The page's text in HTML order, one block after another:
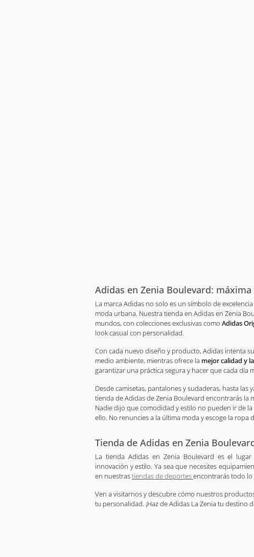
Adidas en Zenia Boulevard: máxima
La marca Adidas no solo es un símbolo de
moda urbana. Nuestra tienda en Adidas en Zenia
mundos, con colecciones exclusivas como Adidas
look casual con personalidad.
Con cada nuevo diseño y producto, Adidas intenta
medio ambiente, mientras ofrece la mejor calidad y
garantizar una práctica segura y hacer que cada día
Desde camisetas, pantalones y sudaderas, hasta las
tienda de Adidas de Zenia Boulevard encontrarás la
Nadie dijo que comodidad y estilo no pueden ir de
ello. No renuncies a la última moda y escoge la ropa
Tienda de Adidas en Zenia
La tienda Adidas en Zenia Boulevard es el
innovación y estilo. Ya sea que necesites
en nuestrastiendas de deportesencontrarás todo lo
Ven a visitarnos y descubre cómo nuestros
tu personalidad. ¡Haz de Adidas La Zenia tu destino